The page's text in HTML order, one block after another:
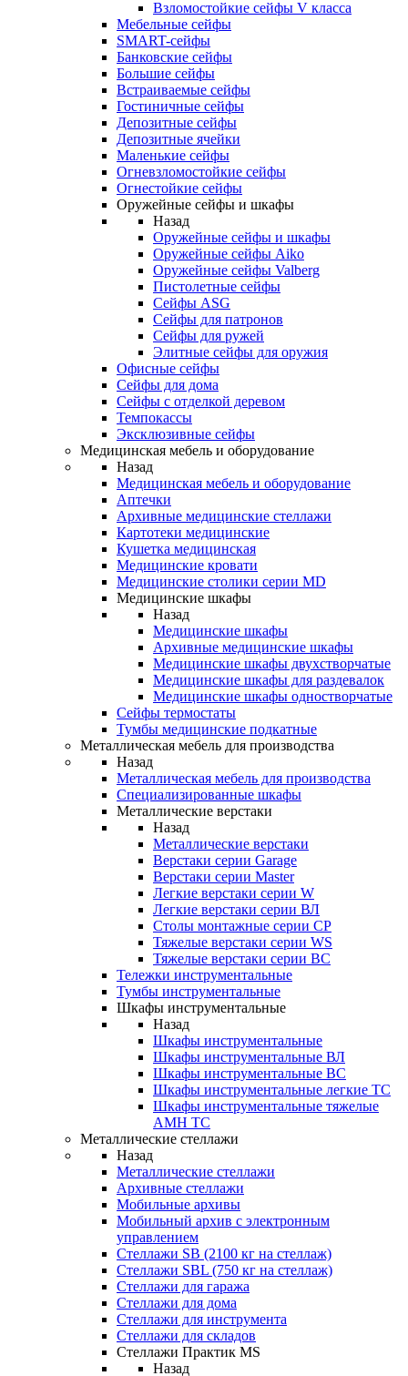
Взломостойкие сейфы V класса
Мебельные сейфы
SMART-сейфы
Банковские сейфы
Большие сейфы
Встраиваемые сейфы
Гостиничные сейфы
Депозитные сейфы
Депозитные ячейки
Маленькие сейфы
Огневзломостойкие сейфы
Огнестойкие сейфы
Оружейные сейфы и шкафы
Назад
Оружейные сейфы и шкафы
Оружейные сейфы Aiko
Оружейные сейфы Valberg
Пистолетные сейфы
Сейфы ASG
Сейфы для патронов
Сейфы для ружей
Элитные сейфы для оружия
Офисные сейфы
Сейфы для дома
Сейфы с отделкой деревом
Темпокассы
Эксклюзивные сейфы
Медицинская мебель и оборудование
Назад
Медицинская мебель и оборудование
Аптечки
Архивные медицинские стеллажи
Картотеки медицинские
Кушетка медицинская
Медицинские кровати
Медицинские столики серии MD
Медицинские шкафы
Назад
Медицинские шкафы
Архивные медицинские шкафы
Медицинские шкафы двухстворчатые
Медицинские шкафы для раздевалок
Медицинские шкафы одностворчатые
Сейфы термостаты
Тумбы медицинские подкатные
Металлическая мебель для производства
Назад
Металлическая мебель для производства
Cпециализированные шкафы
Металлические верстаки
Назад
Металлические верстаки
Верстаки серии Garage
Верстаки серии Master
Легкие верстаки серии W
Легкие верстаки серии ВЛ
Столы монтажные серии СР
Тяжелые верстаки серии WS
Тяжелые верстаки серии ВС
Тележки инструментальные
Тумбы инструментальные
Шкафы инструментальные
Назад
Шкафы инструментальные
Шкафы инструментальные ВЛ
Шкафы инструментальные ВС
Шкафы инструментальные легкие ТС
Шкафы инструментальные тяжелые
AMH TC
Металлические стеллажи
Назад
Металлические стеллажи
Архивные стеллажи
Мобильные архивы
Мобильный архив с электронным
управлением
Стеллажи SB (2100 кг на стеллаж)
Стеллажи SBL (750 кг на стеллаж)
Стеллажи для гаража
Стеллажи для дома
Стеллажи для инструмента
Стеллажи для складов
Стеллажи Практик MS
Назад